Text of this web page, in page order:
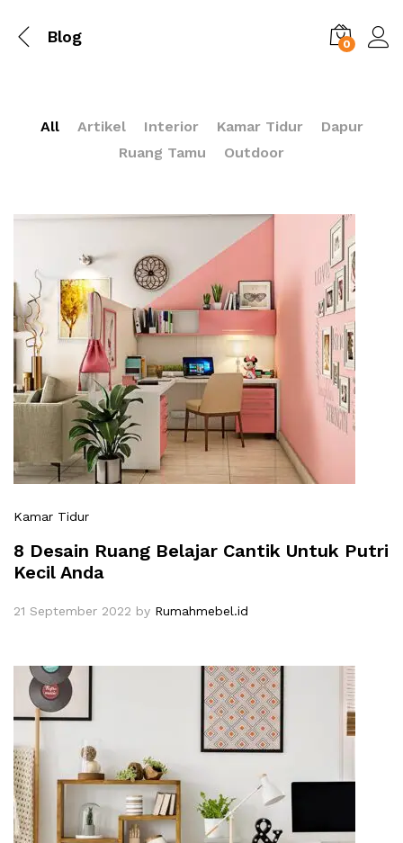
Blog 0
All Artikel Interior Kamar Tidur
Dapur
Ruang Tamu
Outdoor
Kamar Tidur
8 Desain Ruang Belajar Cantik Untuk Putri
Kecil Anda
21 September 2022 by Rumahmebel.id